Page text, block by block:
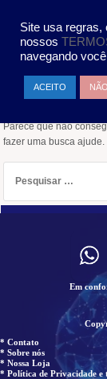
conteúdo
Nada
Parece que não
fazer uma busca ajude.
por:
Em
* Contato
* Sobre nós
* Nossa Loja
* Política de Privacidade e
Site usa regras,
nossos
navegando
ACEITO